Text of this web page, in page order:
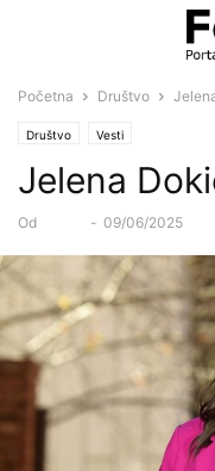
Početna Društvo
Društvo Vesti
Jelena
Od - 09/06/2025